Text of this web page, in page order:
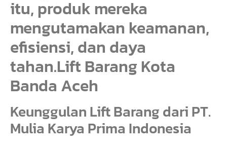
itu, produk mereka
mengutamakan keamanan,
efisiensi, dan daya
tahan.Lift Barang Kota
Banda Aceh
Keunggulan Lift Barang dari PT.
Mulia Karya Prima Indonesia